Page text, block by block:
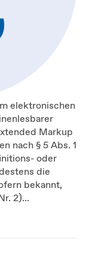
elektronischen
Markup
nach § 5 Abs. 1
oder
die
bekannt,
2)...